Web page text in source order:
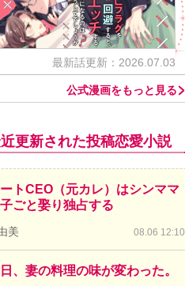
最新話更新：2026.07.03
公式漫画をもっと見る
更新された投稿恋愛小説
トCEO（元カレ）はシンママ
ごと娶り独占する
美 08.06 12:10
、妻の料理の味が変わった。